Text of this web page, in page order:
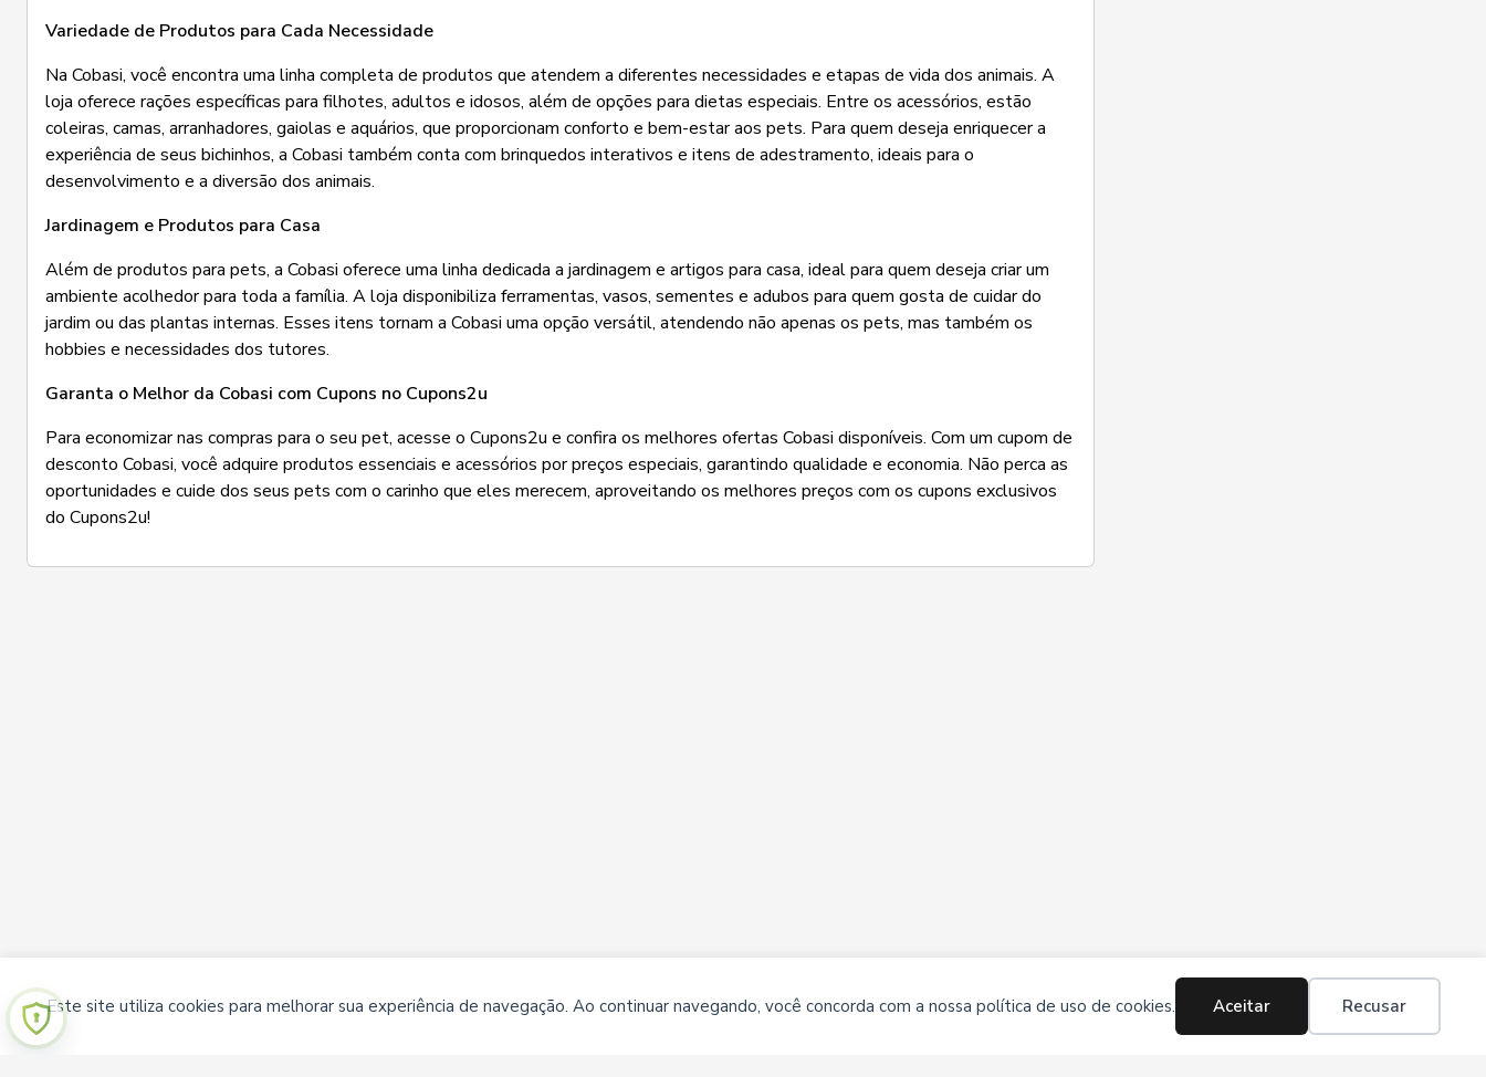
Variedade de Produtos para Cada Necessidade
Na Cobasi, você encontra uma linha completa de produtos que atendem a diferentes necessidades e etapas de vida dos animais. A
loja oferece rações específicas para filhotes, adultos e idosos, além de opções para dietas especiais. Entre os acessórios, estão
coleiras, camas, arranhadores, gaiolas e aquários, que proporcionam conforto e bem-estar aos pets. Para quem deseja enriquecer a
experiência de seus bichinhos, a Cobasi também conta com brinquedos interativos e itens de adestramento, ideais para o
desenvolvimento e a diversão dos animais.
Jardinagem e Produtos para Casa
Além de produtos para pets, a Cobasi oferece uma linha dedicada a jardinagem e artigos para casa, ideal para quem deseja criar um
ambiente acolhedor para toda a família. A loja disponibiliza ferramentas, vasos, sementes e adubos para quem gosta de cuidar do
jardim ou das plantas internas. Esses itens tornam a Cobasi uma opção versátil, atendendo não apenas os pets, mas também os
hobbies e necessidades dos tutores.
Garanta o Melhor da Cobasi com Cupons no Cupons2u
Para economizar nas compras para o seu pet, acesse o Cupons2u e confira os melhores ofertas Cobasi disponíveis. Com um cupom de
desconto Cobasi, você adquire produtos essenciais e acessórios por preços especiais, garantindo qualidade e economia. Não perca as
oportunidades e cuide dos seus pets com o carinho que eles merecem, aproveitando os melhores preços com os cupons exclusivos
do Cupons2u!
Este site utiliza cookies para melhorar sua experiência de navegação. Ao continuar navegando, você concorda com a nossa política de uso de cookies. Aceitar Recusar